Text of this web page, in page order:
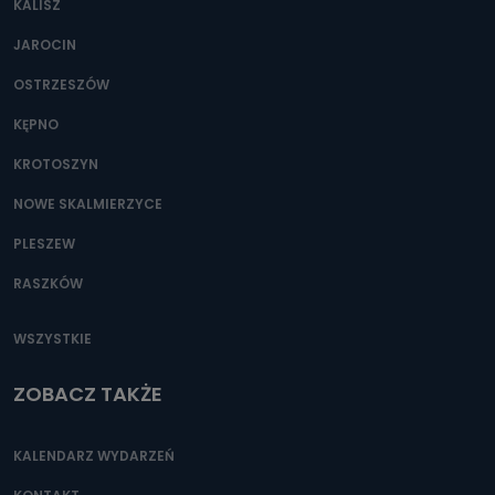
Można to zrobić pod numerem telefonu 62 735-51-05 lub
KALISZ
JAROCIN
OSTRZESZÓW
KĘPNO
KROTOSZYN
NOWE SKALMIERZYCE
PLESZEW
RASZKÓW
WSZYSTKIE
ZOBACZ TAKŻE
KALENDARZ WYDARZEŃ